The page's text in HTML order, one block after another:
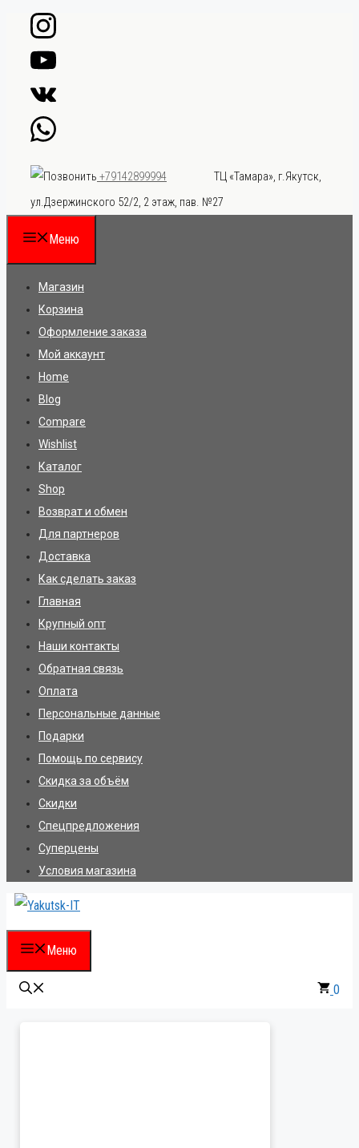
Перейти
содержимому
+79142899994
ТЦ «Тамара», г.Якутск,
ул.Дзержинского 52/2, 2 этаж, пав. №27
Меню
Магазин
Корзина
Оформление заказа
Мой аккаунт
Home
Blog
Compare
Wishlist
Каталог
Shop
Возврат и обмен
Для партнеров
Доставка
Как сделать заказ
Главная
Крупный опт
Наши контакты
Обратная связь
Оплата
Персональные данные
Подарки
Помощь по сервису
Скидка за объём
Скидки
Спецпредложения
Суперцены
Условия магазина
Меню
0